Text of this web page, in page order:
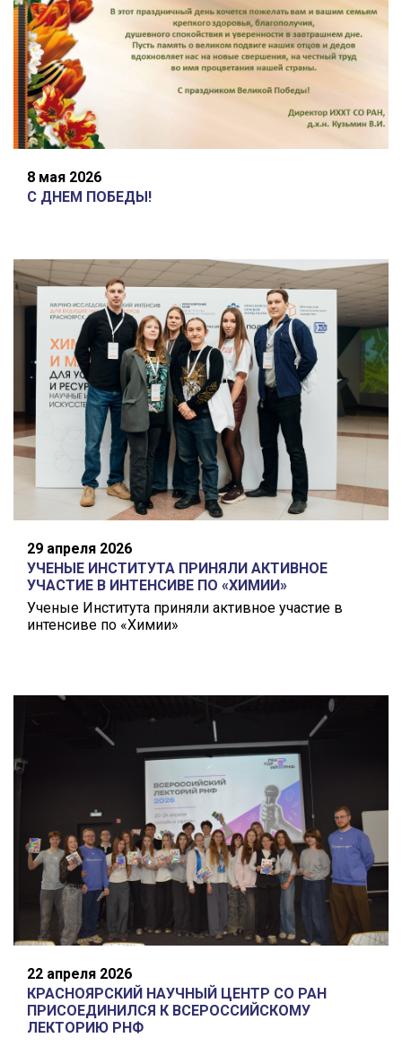
8 мая 2026
С ДНЕМ ПОБЕДЫ!
29 апреля 2026
УЧЕНЫЕ ИНСТИТУТА ПРИНЯЛИ АКТИВНОЕ
УЧАСТИЕ В ИНТЕНСИВЕ ПО «ХИМИИ»
Ученые Института приняли активное участие в
интенсиве по «Химии»
22 апреля 2026
КРАСНОЯРСКИЙ НАУЧНЫЙ ЦЕНТР СО РАН
ПРИСОЕДИНИЛСЯ К ВСЕРОССИЙСКОМУ
ЛЕКТОРИЮ РНФ